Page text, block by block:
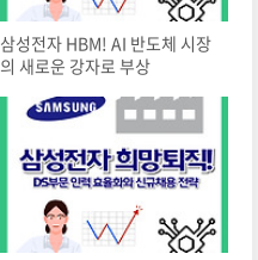
삼성전자 HBM! AI 반도체 시장
의 새로운 강자로 부상